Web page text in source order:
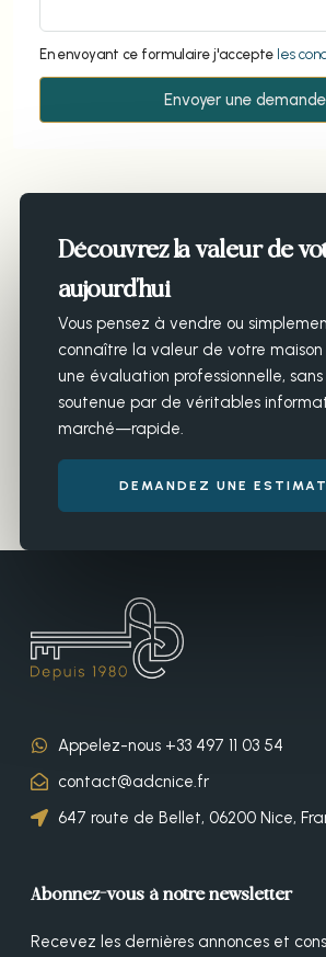
En envoyant ce formulaire j'accepte les
Envoyer une demande
Découvrez la valeur de
aujourd’hui
Vous pensez à vendre ou
connaître la valeur de votre
une évaluation professionnelle,
soutenue par de véritables
marché—rapide.
DEMANDEZ UNE
Appelez-nous +33 497 11 03 54
contact@adcnice.fr
647 route de Bellet, 06200 Nice,
Abonnez-vous à notre newsletter
Recevez les dernières annonces et